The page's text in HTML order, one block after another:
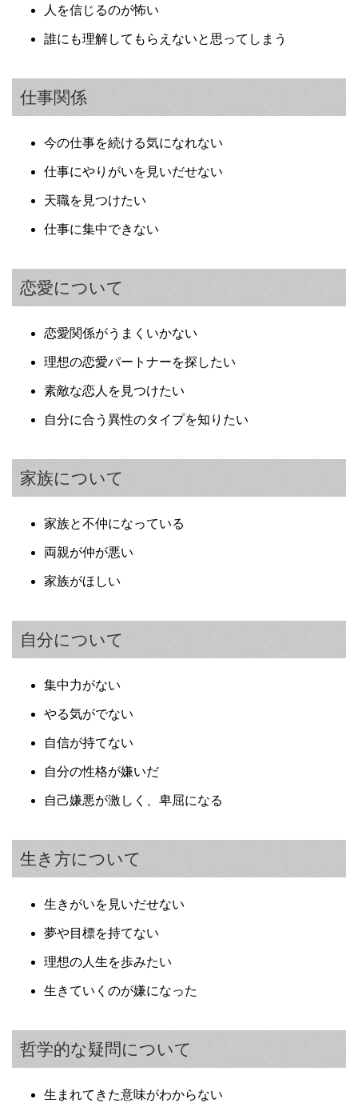
人を信じるのが怖い
誰にも理解してもらえないと思ってしまう
仕事関係
今の仕事を続ける気になれない
仕事にやりがいを見いだせない
天職を見つけたい
仕事に集中できない
恋愛について
恋愛関係がうまくいかない
理想の恋愛パートナーを探したい
素敵な恋人を見つけたい
自分に合う異性のタイプを知りたい
家族について
家族と不仲になっている
両親が仲が悪い
家族がほしい
自分について
集中力がない
やる気がでない
自信が持てない
自分の性格が嫌いだ
自己嫌悪が激しく、卑屈になる
生き方について
生きがいを見いだせない
夢や目標を持てない
理想の人生を歩みたい
生きていくのが嫌になった
哲学的な疑問について
生まれてきた意味がわからない